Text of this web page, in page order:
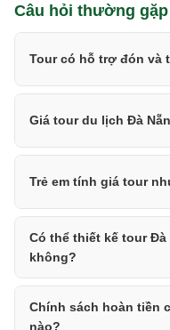
Câu hỏi thường gặp
Tour có hỗ trợ đón và
Giá tour du lịch Đà
Trẻ em tính giá tour
Có thể thiết kế tour
không?
Chính sách hoàn tiền
nào?